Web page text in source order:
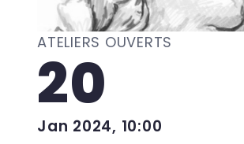
ATELIERS OUVERTS
20
Jan 2024, 10:00